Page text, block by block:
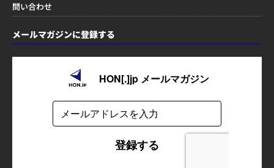
問い合わせ
メールマガジンに登録する